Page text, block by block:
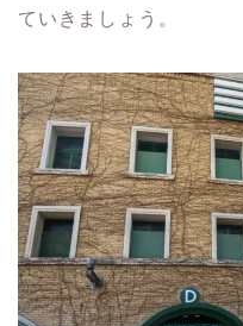
ていきましょう。